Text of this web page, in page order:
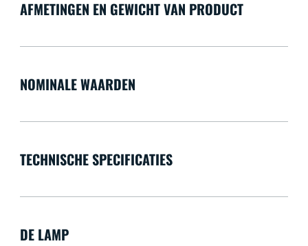
AFMETINGEN EN GEWICHT VAN PRODUCT
NOMINALE WAARDEN
TECHNISCHE SPECIFICATIES
DE LAMP